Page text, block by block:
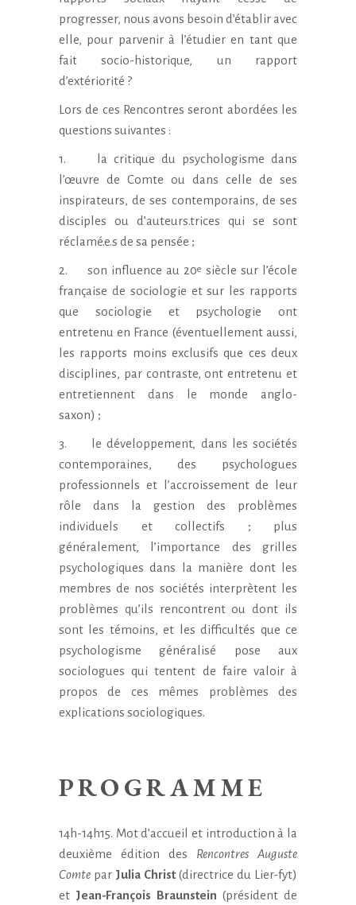
progresser, nous avons besoin d’établir avec
elle, pour parvenir à l’étudier en tant que
fait socio-historique, un rapport
d’extériorité ?
Lors de ces Rencontres seront abordées les
questions suivantes :
1. la critique du psychologisme dans
l’œuvre de Comte ou dans celle de ses
inspirateurs, de ses contemporains, de ses
disciples ou d’auteurs.trices qui se sont
réclamé.e.s de sa pensée ;
2. son influence au 20e siècle sur l’école
française de sociologie et sur les rapports
que sociologie et psychologie ont
entretenu en France (éventuellement aussi,
les rapports moins exclusifs que ces deux
disciplines, par contraste, ont entretenu et
entretiennent dans le monde anglo-
saxon) ;
3. le développement, dans les sociétés
contemporaines, des psychologues
professionnels et l’accroissement de leur
rôle dans la gestion des problèmes
individuels et collectifs ; plus
généralement, l’importance des grilles
psychologiques dans la manière dont les
membres de nos sociétés interprètent les
problèmes qu’ils rencontrent ou dont ils
sont les témoins, et les difficultés que ce
psychologisme généralisé pose aux
sociologues qui tentent de faire valoir à
propos de ces mêmes problèmes des
explications sociologiques.
PROGRAMME
14h-14h15. Mot d’accueil et introduction à la
deuxième édition des Rencontres Auguste
Comte par Julia Christ(directrice du Lier-fyt)
et Jean-François Braunstein (président de